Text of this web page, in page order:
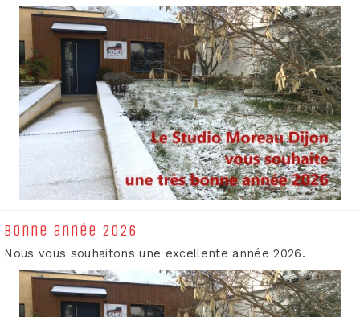
Bonne année 2026
Nous vous souhaitons une excellente année 2026.